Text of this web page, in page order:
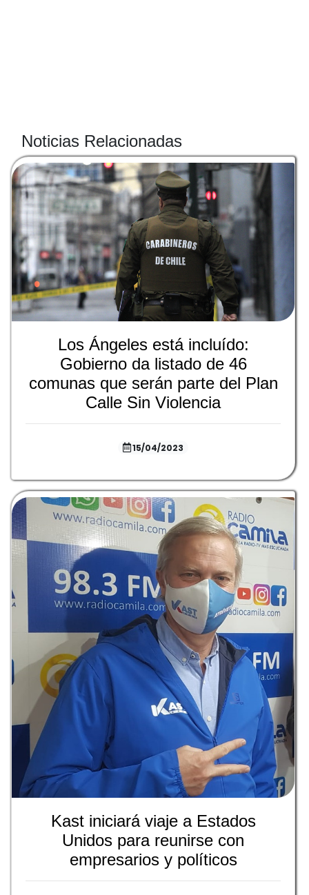
Noticias Relacionadas
Los Ángeles está incluído:
Gobierno da listado de 46
comunas que serán parte del Plan
Calle Sin Violencia
15/04/2023
Kast iniciará viaje a Estados
Unidos para reunirse con
empresarios y políticos